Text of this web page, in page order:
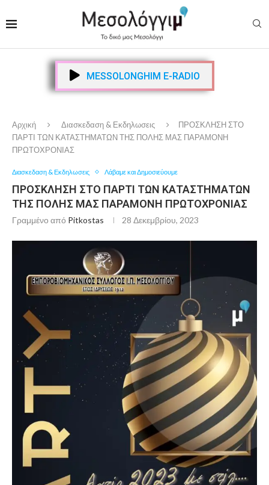
MESSOLONGHIM E-RADIO
Αρχική Διασκεδαση & Εκδηλωσεις
ΠΡΟΣΚΛΗΣΗ ΣΤΟ
ΠΑΡΤΙ ΤΩΝ ΚΑΤΑΣΤΗΜΑΤΩΝ ΤΗΣ ΠΟΛΗΣ ΜΑΣ ΠΑΡΑΜΟΝΗ
ΠΡΩΤΟΧΡΟΝΙΑΣ
Διασκεδαση & Εκδηλωσεις Λάβαμε και Δημοσιεύουμε
ΠΡΟΣΚΛΗΣΗ ΣΤΟ ΠΑΡΤΙ ΤΩΝ ΚΑΤΑΣΤΗΜΑΤΩΝ
ΤΗΣ ΠΟΛΗΣ ΜΑΣ ΠΑΡΑΜΟΝΗ ΠΡΩΤΟΧΡΟΝΙΑΣ
Γραμμένο από Pitkostas 28 Δεκεμβρίου, 2023